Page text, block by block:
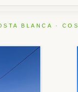
BLANCA ·